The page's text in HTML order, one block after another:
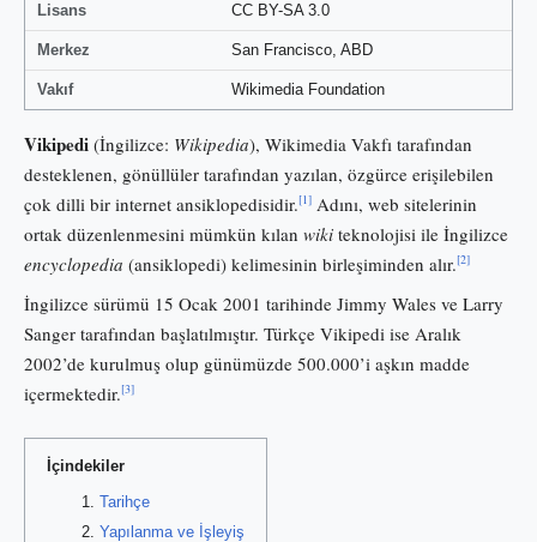
Lisans CC BY-SA 3.0
Merkez San Francisco, ABD
Vakıf Wikimedia Foundation
Vikipedi (İngilizce: Wikipedia), Wikimedia Vakfı tarafından
desteklenen, gönüllüler tarafından yazılan, özgürce erişilebilen
çok dilli bir internet ansiklopedisidir.[1] Adını, web sitelerinin
ortak düzenlenmesini mümkün kılan wiki teknolojisi ile İngilizce
encyclopedia (ansiklopedi) kelimesinin birleşiminden alır.[2]
İngilizce sürümü 15 Ocak 2001 tarihinde Jimmy Wales ve Larry
Sanger tarafından başlatılmıştır. Türkçe Vikipedi ise Aralık
2002’de kurulmuş olup günümüzde 500.000’i aşkın madde
içermektedir.[3]
İçindekiler
Tarihçe
Yapılanma ve İşleyiş